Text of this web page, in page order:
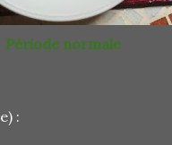
Période normale
: